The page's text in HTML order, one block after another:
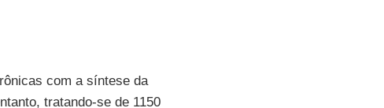
com a síntese da
tratando-se de 1150